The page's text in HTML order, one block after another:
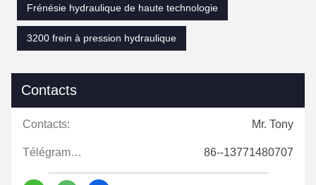
Frénésie hydraulique de haute technologie
3200 frein à pression hydraulique
Contacts
Contacts: Mr. Tony
Télégramme: 86--13771480707